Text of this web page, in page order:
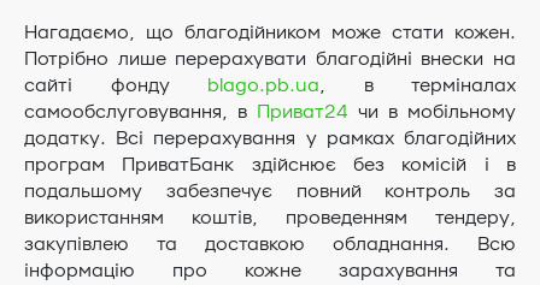
Нагадаємо, що благодійником може стати кожен.
Потрібно лише перерахувати благодійні внески на
сайті фонду blago.pb.ua, в терміналах
самообслуговування, в Приват24 чи в мобільному
додатку. Всі перерахування у рамках благодійних
програм ПриватБанк здійснює без комісій і в
подальшому забезпечує повний контроль за
використанням коштів, проведенням тендеру,
закупівлею та доставкою обладнання. Всю
інформацію про кожне зарахування та